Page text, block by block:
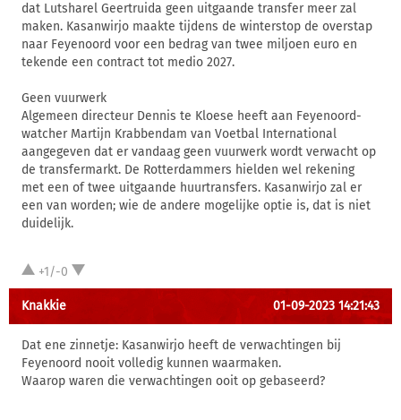
dat Lutsharel Geertruida geen uitgaande transfer meer zal
maken. Kasanwirjo maakte tijdens de winterstop de overstap
naar Feyenoord voor een bedrag van twee miljoen euro en
tekende een contract tot medio 2027.
Geen vuurwerk
Algemeen directeur Dennis te Kloese heeft aan Feyenoord-
watcher Martijn Krabbendam van Voetbal International
aangegeven dat er vandaag geen vuurwerk wordt verwacht op
de transfermarkt. De Rotterdammers hielden wel rekening
met een of twee uitgaande huurtransfers. Kasanwirjo zal er
een van worden; wie de andere mogelijke optie is, dat is niet
duidelijk.
+1/-0
Knakkie 01-09-2023 14:21:43
Dat ene zinnetje: Kasanwirjo heeft de verwachtingen bij
Feyenoord nooit volledig kunnen waarmaken.
Waarop waren die verwachtingen ooit op gebaseerd?